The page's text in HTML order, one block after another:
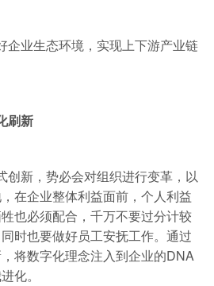
企业生态环境，实现上下游产业链
刷新
创新，势必会对组织进行变革，以
在企业整体利益面前，个人利益
也必须配合，千万不要过分计较
时也要做好员工安抚工作。通过
将数字化理念注入到企业的DNA
化。